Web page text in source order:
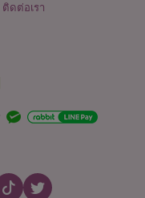
ติดต่อเรา